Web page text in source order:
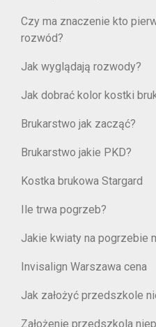
Czy ma znaczenie kto
rozwód?
Jak wyglądają rozwody?
Jak dobrać kolor kostki
Brukarstwo jak zacząć?
Brukarstwo jakie PKD?
Kostka brukowa Stargard
Ile trwa pogrzeb?
Jakie kwiaty na pogrzebie
Invisalign Warszawa cena
Jak założyć przedszkole
Założenie przedszkola